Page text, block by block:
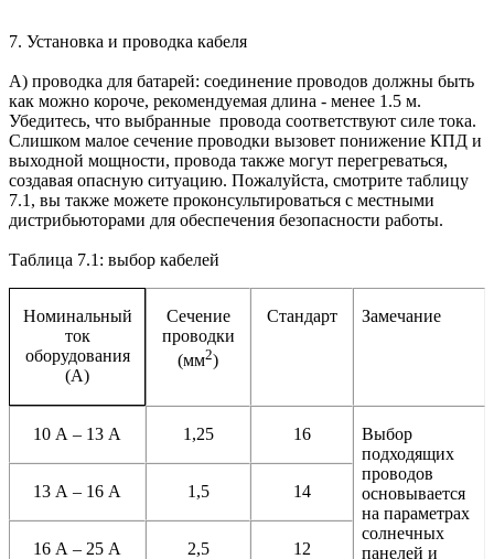
7. Установка и проводка кабеля
А) проводка для батарей: соединение проводов должны быть
как можно короче, рекомендуемая длина - менее 1.5 м.
Убедитесь, что выбранные провода соответствуют силе тока.
Слишком малое сечение проводки вызовет понижение КПД и
выходной мощности, провода также могут перегреваться,
создавая опасную ситуацию. Пожалуйста, смотрите таблицу
7.1, вы также можете проконсультироваться с местными
дистрибьюторами для обеспечения безопасности работы.
Таблица 7.1: выбор кабелей
Номинальный
ток
оборудования
(А)
Сечение
проводки
(мм2)
Стандарт Замечание
10 А – 13 А 1,25 16
Выбор
подходящих
проводов
основывается
на параметрах
солнечных
панелей и
13 А – 16 А 1,5 14
16 А – 25 А 2,5 12